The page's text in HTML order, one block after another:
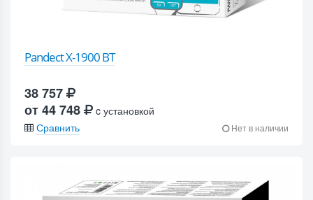
Pandect X-1900 BT
38 757
от 44 748
c установкой
Сравнить
Нет в наличии